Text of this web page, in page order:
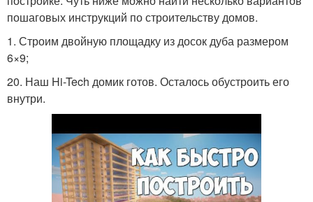
пошаговых инструкций по строительству домов.
1. Строим двойную площадку из досок дуба размером
6×9;
20. Наш Hi-Tech домик готов. Осталось обустроить его
внутри.